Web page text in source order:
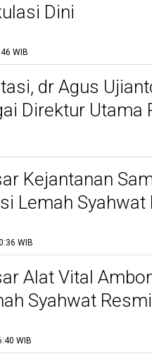
Dini
WIB
dr Agus
Direktur Utama
Kejantanan
Lemah Syahwat
WIB
Alat Vital
Syahwat Resmi
WIB